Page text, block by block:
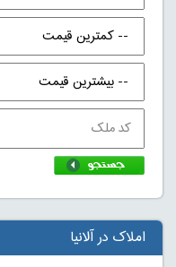
املاک در آلانیا